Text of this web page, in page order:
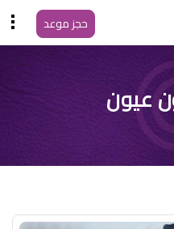
حجز موعد
عيون